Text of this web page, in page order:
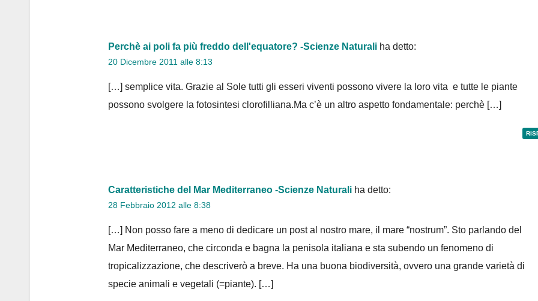
Perchè ai poli fa più freddo dell'equatore? -Scienze Naturali ha detto:
20 Dicembre 2011 alle 8:13
[…] semplice vita. Grazie al Sole tutti gli esseri viventi possono vivere la loro vita e tutte le piante
possono svolgere la fotosintesi clorofilliana.Ma c’è un altro aspetto fondamentale: perchè […]
Caratteristiche del Mar Mediterraneo -Scienze Naturali ha detto:
28 Febbraio 2012 alle 8:38
[…] Non posso fare a meno di dedicare un post al nostro mare, il mare “nostrum”. Sto parlando del
Mar Mediterraneo, che circonda e bagna la penisola italiana e sta subendo un fenomeno di
tropicalizzazione, che descriverò a breve. Ha una buona biodiversità, ovvero una grande varietà di
specie animali e vegetali (=piante). […]